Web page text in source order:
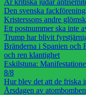
Är kritiska judar
Den svenska
Kristerssons andre
Ett postnummer ska inte
Trump har blivit
Bränderna i Spanien och
och ren klantighet
Eskilstuna:
8/8
Hur blev det att de friska
Årsdagen av